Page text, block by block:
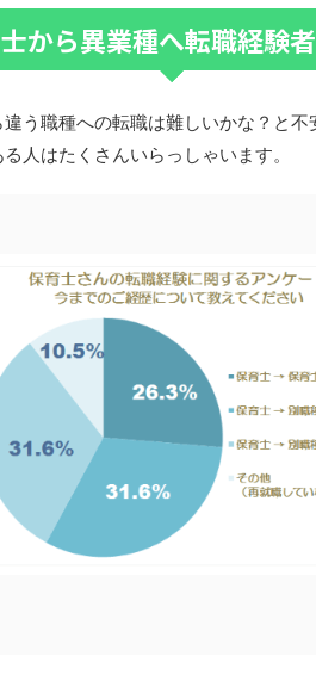
から異業種へ転職経験
う職種への転職は難しいかな？と
人はたくさんいらっしゃいます。